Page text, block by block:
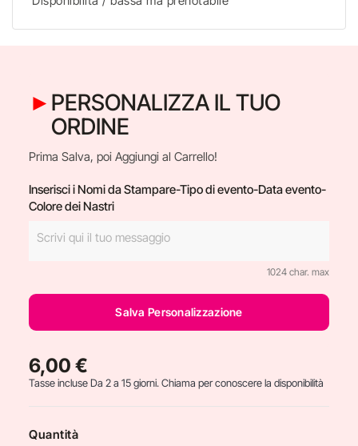
PERSONALIZZA IL TUO
ORDINE
Prima Salva, poi Aggiungi al Carrello!
Inserisci i Nomi da Stampare-Tipo di evento-Data evento-
Colore dei Nastri
1024 char. max
Salva Personalizzazione
6,00 €
Tasse incluseDa 2 a 15 giorni. Chiama per conoscere la disponibilità
Quantità